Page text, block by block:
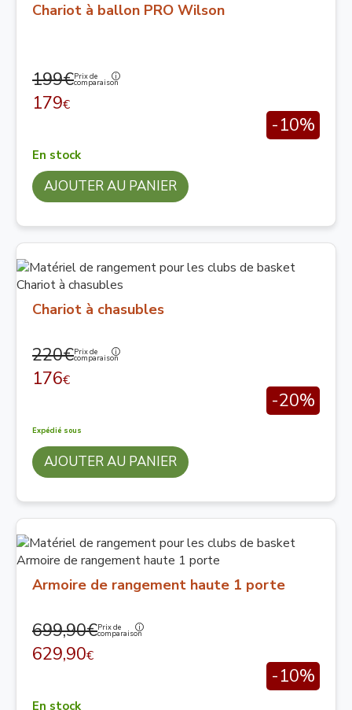
Chariot à ballon PRO Wilson
199€Prix de
comparaison
179€
-10%
En stock
AJOUTER AU PANIER
Chariot à chasubles
220€Prix de
comparaison
176€
-20%
Expédié sous
AJOUTER AU PANIER
Armoire de rangement haute 1 porte
699,90€Prix de
comparaison
629,90€
-10%
En stock